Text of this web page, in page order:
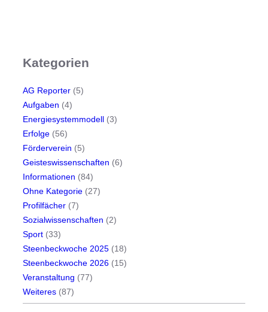
Kategorien
AG Reporter (5)
Aufgaben (4)
Energiesystemmodell (3)
Erfolge (56)
Förderverein (5)
Geisteswissenschaften (6)
Informationen (84)
Ohne Kategorie (27)
Profilfächer (7)
Sozialwissenschaften (2)
Sport (33)
Steenbeckwoche 2025 (18)
Steenbeckwoche 2026 (15)
Veranstaltung (77)
Weiteres (87)